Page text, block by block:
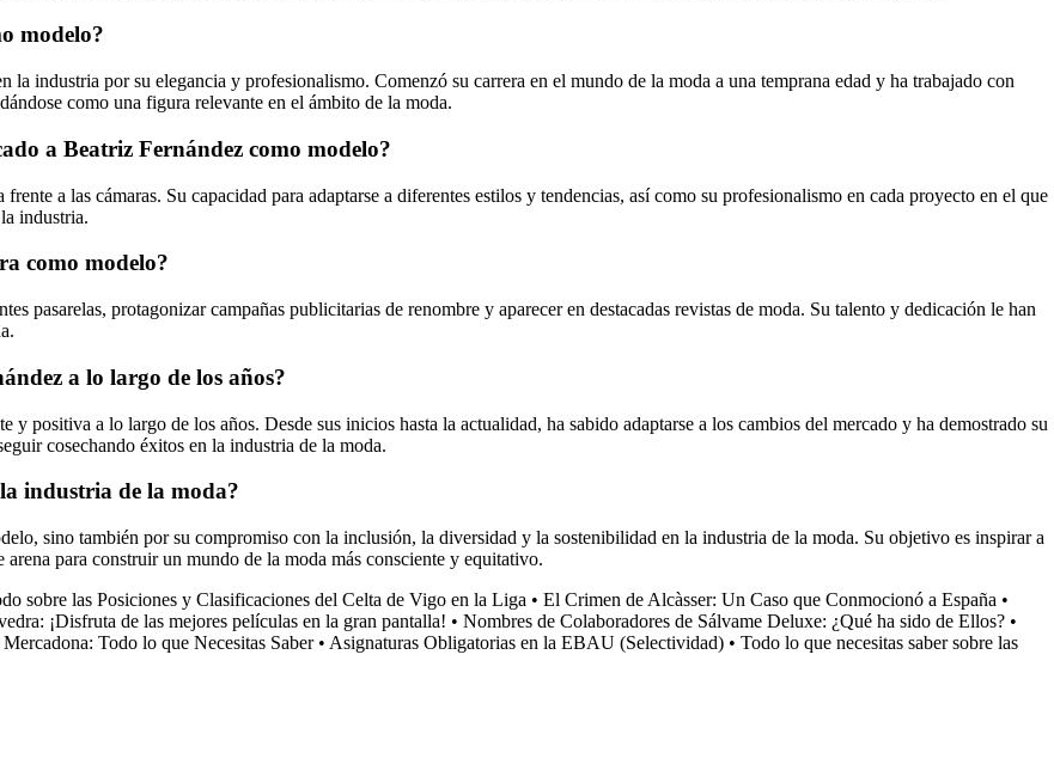
modelo?
la industria por su elegancia y profesionalismo. Comenzó su carrera en el mundo de la moda a una temprana edad y ha trabajado con
como una figura relevante en el ámbito de la moda.
a Beatriz Fernández como modelo?
a las cámaras. Su capacidad para adaptarse a diferentes estilos y tendencias, así como su profesionalismo en cada proyecto en el que
industria.
como modelo?
pasarelas, protagonizar campañas publicitarias de renombre y aparecer en destacadas revistas de moda. Su talento y dedicación le han
a lo largo de los años?
positiva a lo largo de los años. Desde sus inicios hasta la actualidad, ha sabido adaptarse a los cambios del mercado y ha demostrado su
cosechando éxitos en la industria de la moda.
industria de la moda?
sino también por su compromiso con la inclusión, la diversidad y la sostenibilidad en la industria de la moda. Su objetivo es inspirar a
para construir un mundo de la moda más consciente y equitativo.
sobre las Posiciones y Clasificaciones del Celta de Vigo en la Liga • El Crimen de Alcàsser: Un Caso que Conmocionó a España •
¡Disfruta de las mejores películas en la gran pantalla! • Nombres de Colaboradores de Sálvame Deluxe: ¿Qué ha sido de Ellos? •
Todo lo que Necesitas Saber• Asignaturas Obligatorias en la EBAU (Selectividad) • Todo lo que necesitas saber sobre las